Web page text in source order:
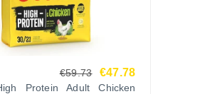
€59.73 €47.78
Protein Adult Chicken